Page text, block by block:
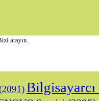
arayın.
Bilgisayarcı